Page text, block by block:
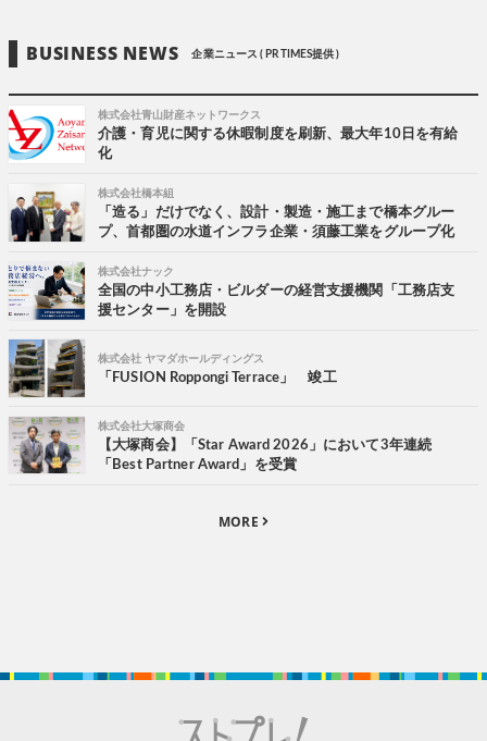
BUSINESS NEWS 企業ニュース ( PR TIMES提供 )
株式会社青山財産ネットワークス
介護・育児に関する休暇制度を刷新、最大年10日を有給
化
株式会社橋本組
「造る」だけでなく、設計・製造・施工まで橋本グルー
プ、首都圏の水道インフラ企業・須藤工業をグループ化
株式会社ナック
全国の中小工務店・ビルダーの経営支援機関「工務店支
援センター」を開設
株式会社 ヤマダホールディングス
「FUSION Roppongi Terrace」 竣工
株式会社大塚商会
【大塚商会】「Star Award 2026」において3年連続
「Best Partner Award」を受賞
MORE